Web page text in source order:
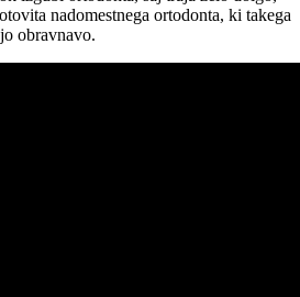
nadomestnega ortodonta, ki takega
obravnavo.